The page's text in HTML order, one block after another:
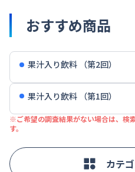
おすすめ商品
果汁入り飲料 （第2回）
果汁入り飲料 （第1回）
※ご希望の調査結果がない場合は、検
す。
カテ